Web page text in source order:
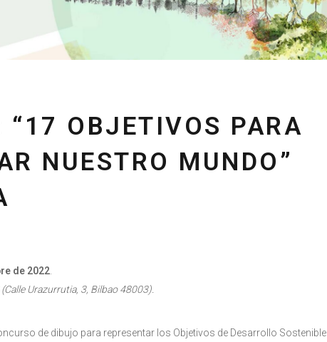
“17 OBJETIVOS PARA
NUESTRO MUNDO”
de 2022
(Calle Urazurrutia, 3, Bilbao 48003).
de dibujo para representar los Objetivos de Desarrollo Sostenible